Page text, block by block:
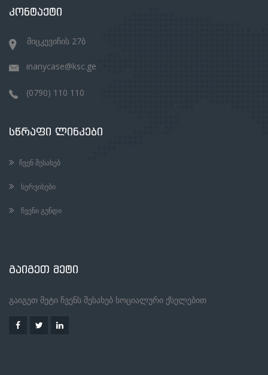
ᲙᲝᲜᲢᲐᲥᲢᲘ
მიცკევიჩის 27ბ
inanycase@ksc.ge
(0790) 110 110
ᲡᲬᲠᲐᲤᲘ ᲚᲘᲜᲙᲔᲑᲘ
ᲩᲕᲔᲜ ᲨᲔᲡᲐᲮᲔᲑ
ᲡᲔᲠᲕᲘᲡᲔᲑᲘ
ᲩᲕᲔᲜᲘ ᲒᲣᲜᲓᲘ
ᲒᲐᲘᲒᲔᲗ ᲛᲔᲢᲘ
გაიგეთ მეტი ჩვენს შესახებ სოციალური ქსელებით